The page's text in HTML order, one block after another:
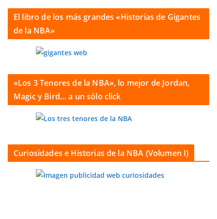
El libro de los más grandes «Historias de Gigantes
de la NBA»
«Los 3 Tenores de la NBA», lo mejor de Jordan,
Magic y Bird… a un sólo click
Curiosidades e Historias de la NBA (Volumen I)